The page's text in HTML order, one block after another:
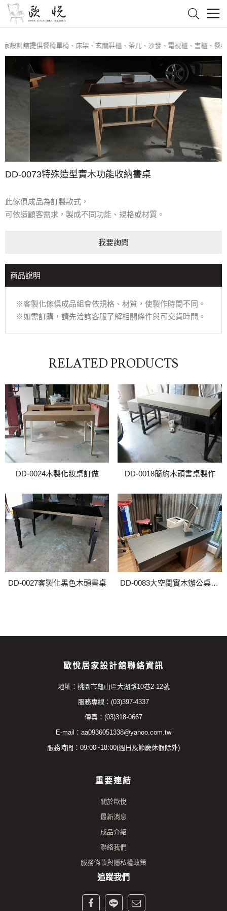
計舘提供餐椅單椅、床架、玄關鞋櫃、茶几、沙發、電視櫃、書櫃、餐桌
DD-0073特殊造型實木功能收納書桌
此傢俱成品為訂製款式，
可依造顧客需求，製成不同功能、規格或材質。
我要詢問
商品說明
※客製化傢俱成品組會依規格、材質，使製作時間不同。
※如需訂購，請先洽詢客服了解相關條件與可交貨時間。
RELATED PRODUCTS
DD-0024木製化妝桌訂做 DD-0018簡約木頭書桌製作
DD-0027客製化黑色木頭書桌 DD-0083大空間實木辦公桌與收納桌組
歐悅居家設計舘聯絡資訊
地址：桃園市龜山區大湖路10巷2-12號
服務專線：(03)397-4337
傳真：(03)318-0667
E-mail：aa0936051338@yahoo.com.tw
服務時間：09:00~18:00(週日及節慶休假除外)
重要連結
關於歐悅
最新消息
成品介紹
聯絡我們
服務條款與隱私權政策
追蹤我們